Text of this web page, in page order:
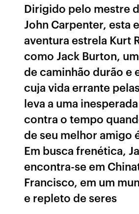
Dirigido pelo mestre
John Carpenter, esta
aventura estrela Kurt
como Jack Burton,
de caminhão durão e
cuja vida errante
leva a uma
contra o tempo
de seu melhor amigo
Em busca frenética,
encontra-se em
Francisco, em um
e repleto de seres